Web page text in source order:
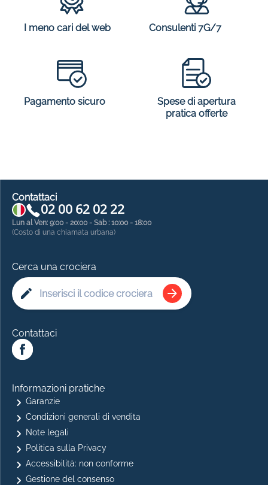
I meno cari del web Consulenti 7G/7
Pagamento sicuro
Spese di apertura
pratica offerte
Contattaci
02 00 62 02 22
Lun al Ven: 9:00 - 20:00 - Sab : 10:00 - 18:00
(Costo di una chiamata urbana)
Cerca una crociera
Contattaci
Informazioni pratiche
Garanzie
Condizioni generali di vendita
Note legali
Politica sulla Privacy
Accessibilità: non conforme
Gestione del consenso